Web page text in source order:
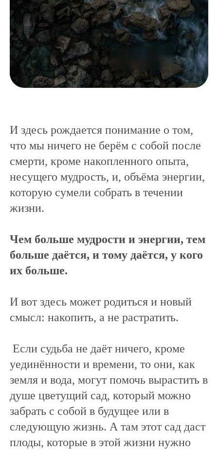
И здесь рождается понимание о том,
что мы ничего не берём с собой после
смерти, кроме накопленного опыта,
несущего мудрость, и, объёма энергии,
которую сумели собрать в течении
жизни.
Чем больше мудрости и энергии, тем
больше даётся, и тому даётся, у кого
их больше.
И вот здесь может родиться и новый
смысл: накопить, а не растратить.
Если судьба не даёт ничего, кроме
уединённости и времени, то они, как
земля и вода, могут помочь вырастить в
душе цветущий сад, который можно
забрать с собой в будущее или в
следующую жизнь. А там этот сад даст
плоды, которые в этой жизни нужно